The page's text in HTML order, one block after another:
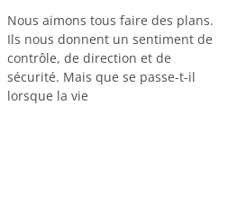
Nous aimons tous faire des plans.
Ils nous donnent un sentiment de
contrôle, de direction et de
sécurité. Mais que se passe-t-il
lorsque la vie